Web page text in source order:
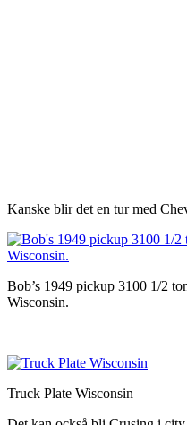
Kanske blir det en tur med
Bob’s 1949 pickup 3100 1/2
Wisconsin.
Truck Plate Wisconsin